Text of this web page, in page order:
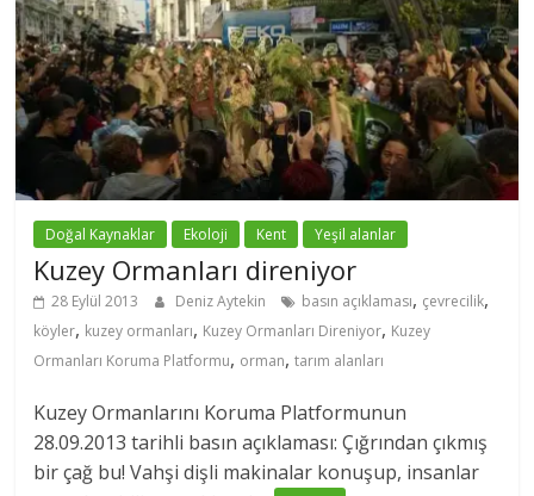
Doğal Kaynaklar Ekoloji Kent Yeşil alanlar
Kuzey Ormanları direniyor
28 Eylül 2013 Deniz Aytekin basın açıklaması, çevrecilik,
köyler, kuzey ormanları, Kuzey Ormanları Direniyor, Kuzey
Ormanları Koruma Platformu, orman,tarım alanları
Kuzey Ormanlarını Koruma Platformunun
28.09.2013 tarihli basın açıklaması: Çığrından çıkmış
bir çağ bu! Vahşi dişli makinalar konuşup, insanlar